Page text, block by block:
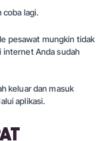
coba lagi.
pesawat mungkin tidak
internet Anda sudah
keluar dan masuk
aplikasi.